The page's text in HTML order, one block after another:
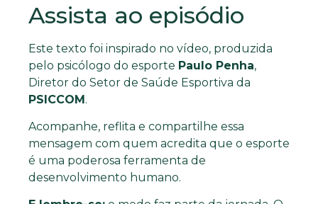
Assista ao episódio
Este texto foi inspirado no vídeo, produzida
pelo psicólogo do esporte Paulo Penha,
Diretor do Setor de Saúde Esportiva da
PSICCOM.
Acompanhe, reflita e compartilhe essa
mensagem com quem acredita que o esporte
é uma poderosa ferramenta de
desenvolvimento humano.